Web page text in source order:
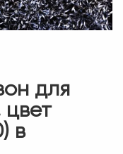
для
в